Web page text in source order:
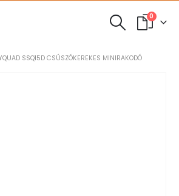
0
SSQ15D CSÚSZÓKEREKES MINIRAKODÓ